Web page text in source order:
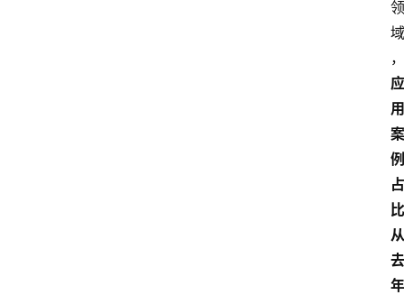
领
域
，
应
用
案
例
占
比
从
去
年